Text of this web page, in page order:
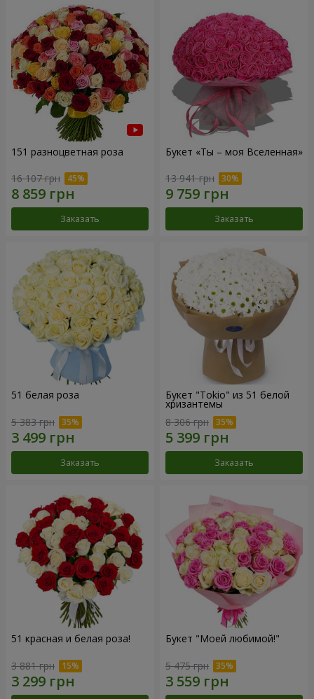
151 разноцветная роза
16 107 грн
Заказать
Букет «Ты – моя Вселенная»
13 941 грн
Заказать
51 белая роза
5 383 грн
Заказать
Букет "Tokio" из 51 белой
хризантемы
8 306 грн
Заказать
51 красная и белая роза!
3 881 грн
Букет "Моей любимой!"
5 475 грн